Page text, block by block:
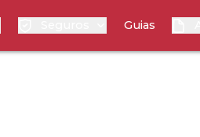
Guias